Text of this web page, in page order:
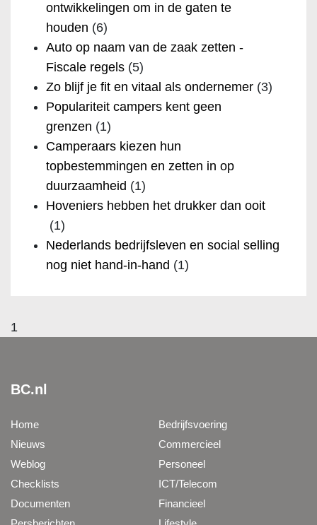
ontwikkelingen om in de gaten te
houden (6)
Auto op naam van de zaak zetten -
Fiscale regels (5)
Zo blijf je fit en vitaal als ondernemer (3)
Populariteit campers kent geen
grenzen (1)
Camperaars kiezen hun
topbestemmingen en zetten in op
duurzaamheid (1)
Hoveniers hebben het drukker dan ooit
(1)
Nederlands bedrijfsleven en social selling
nog niet hand-in-hand (1)
1
BC.nl
Home
Nieuws
Weblog
Checklists
Documenten
Bedrijfsvoering
Commercieel
Personeel
ICT/Telecom
Financieel